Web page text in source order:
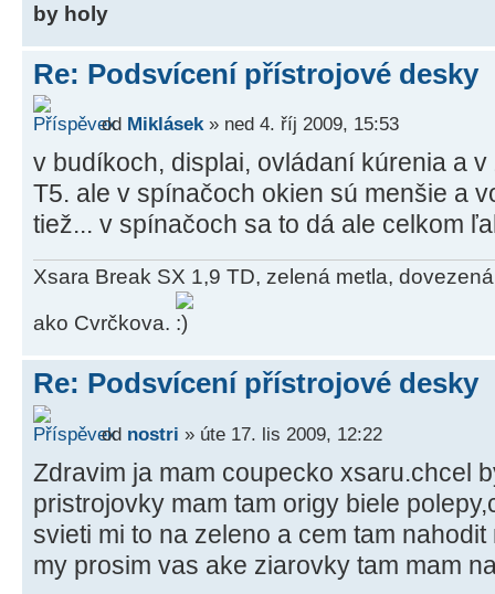
by holy
Re: Podsvícení přístrojové desky
od Miklásek» ned 4. říj 2009, 15:53
v budíkoch, displai, ovládaní kúrenia a
T5. ale v spínačoch okien sú menšie a
tiež... v spínačoch sa to dá ale celkom
Xsara Break SX 1,9 TD, zelená metla,
ako Cvrčkova.
Re: Podsvícení přístrojové desky
od nostri » úte 17. lis 2009, 12:22
Zdravim ja mam coupecko xsaru.chcel
pristrojovky mam tam origy biele
svieti mi to na zeleno a cem tam
my prosim vas ake ziarovky tam mam